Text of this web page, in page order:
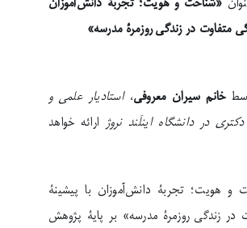
متفاوت در زندگی روزمرۀ مدرسه»
خانم سیران معروفی،استادیار علمی و
در دانشگاه اینلَند نروژارائه خواهد
و هویت؛ تجربۀ دانش‌آموزان با پیشینۀ
در زندگی روزمرۀ مدرسه» بر پایۀ پژوهش